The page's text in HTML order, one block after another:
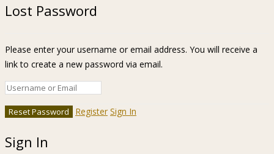
Lost Password
Please enter your username or email address. You will receive a
link to create a new password via email.
Register Sign In
Sign In